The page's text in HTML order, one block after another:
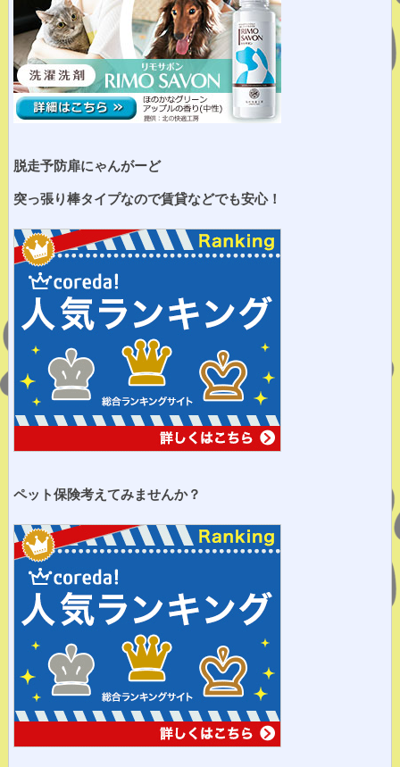
脱走予防扉にゃんがーど
突っ張り棒タイプなので賃貸などでも安心！
ペット保険考えてみませんか？